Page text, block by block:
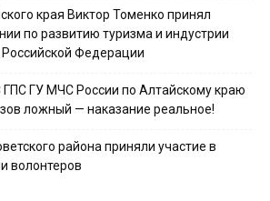
края Виктор Томенко принял
по развитию туризма и индустрии
Российской Федерации
ГУ МЧС России по Алтайскому краю
ложный — наказание реальное!
района приняли участие в
волонтеров